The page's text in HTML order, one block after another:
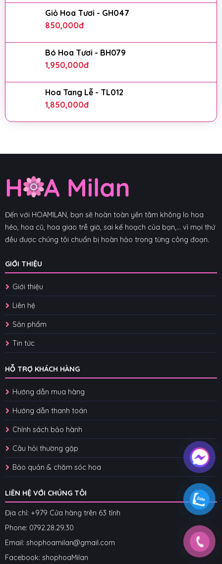
Giỏ Hoa Tươi - GH047
850,000đ
Bó Hoa Tươi - BH079
1,950,000đ
Hoa Tang Lễ - TL012
1,850,000đ
Đến với HOAMILAN, bạn sẽ hoàn toàn yên tâm không lo hoa
héo, hoa cũ, hoa giao trễ giờ, sai kế hoạch của bạn,... vì mọi thứ
đều được chúng tôi chuẩn bị hoàn hảo trong từng công đoạn.
GIỚI THIỆU
Giới thiệu
Liên hệ
Sản phẩm
Tin tức
HỖ TRỢ KHÁCH HÀNG
Hướng dẫn mua hàng
Hướng dẫn thanh toán
Chính sách bảo hành
Câu hỏi thường gặp
Bảo quản & chăm sóc hoa
LIÊN HỆ VỚI CHÚNG TÔI
Địa chỉ: +979 Cửa hàng trên 63 tỉnh
Phone: 0792.28.29.30
Email: shophoamilan@gmail.com
Facebook: shophoaMilan